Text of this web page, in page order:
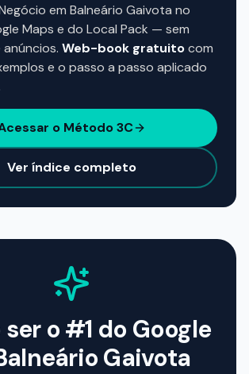
em Balneário Gaivota no
Maps e do Local Pack — sem
Web-book gratuitocom
e o passo a passo aplicado
o Método 3C
Ver índice completo
o #1 do Google
Gaivota